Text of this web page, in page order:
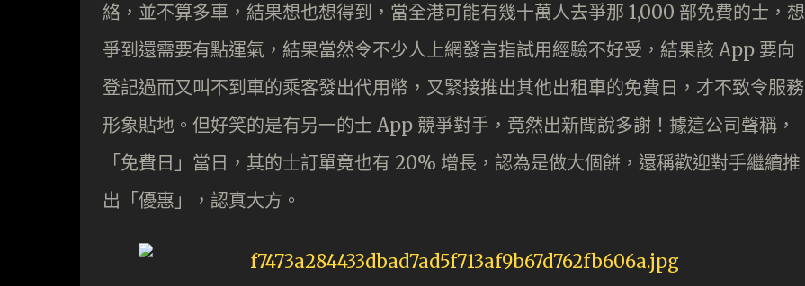
絡，並不算多車，結果想也想得到，當全港可能有幾十萬人去爭那 1,000 部免費的士，想
爭到還需要有點運氣，結果當然令不少人上網發言指試用經驗不好受，結果該 App 要向
登記過而又叫不到車的乘客發出代用幣，又緊接推出其他出租車的免費日，才不致令服務
形象貼地。但好笑的是有另一的士 App 競爭對手，竟然出新聞說多謝！據這公司聲稱，
「免費日」當日，其的士訂單竟也有 20% 增長，認為是做大個餅，還稱歡迎對手繼續推
出「優惠」，認真大方。